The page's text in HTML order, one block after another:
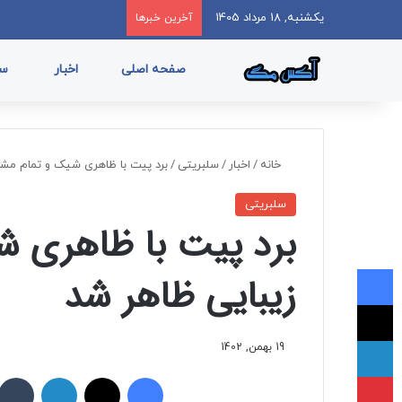
یکشنبه, 18 مرداد 1405 آخرین خبرها
صفحه اصلی اخبار
خانه / اخبار /سلبریتی /برد پیت با ظاهری شیک و تمام
سلبریتی
برد پیت با
زیبایی ظاهر شد
19 بهمن, 1402
ایکس